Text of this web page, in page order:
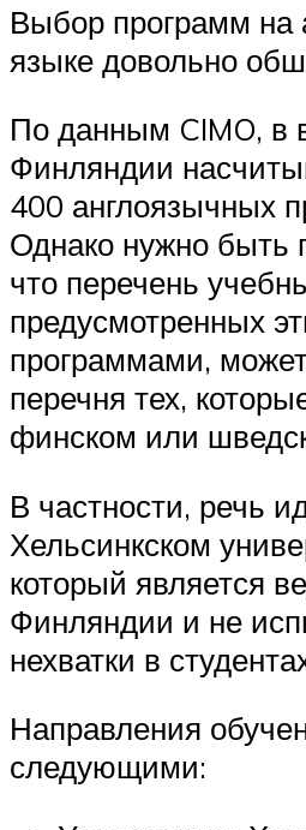
Выбор программ на
языке довольно
По данным CIMO, в
Финляндии
400 англоязычных
Однако нужно быть
что перечень
предусмотренных
программами,
перечня тех,
финском или
В частности, речь
Хельсинкском
который является
Финляндии и не
нехватки в
Направления
следующими: